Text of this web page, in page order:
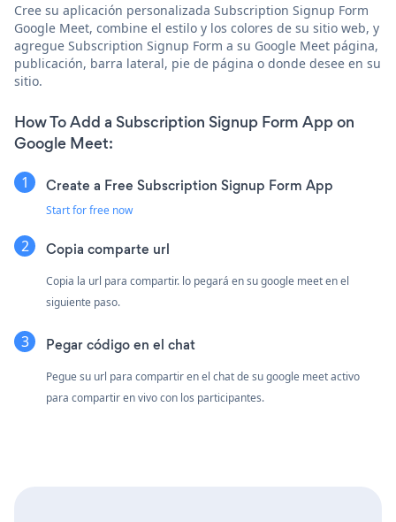
Cree su aplicación personalizada Subscription Signup Form
Google Meet, combine el estilo y los colores de su sitio web, y
agregue Subscription Signup Form a su Google Meet página,
publicación, barra lateral, pie de página o donde desee en su
sitio.
How To Add a Subscription Signup Form App on
Google Meet:
Create a Free Subscription Signup Form App
Start for free now
Copia comparte url
Copia la url para compartir. lo pegará en su google meet en el
siguiente paso.
Pegar código en el chat
Pegue su url para compartir en el chat de su google meet activo
para compartir en vivo con los participantes.